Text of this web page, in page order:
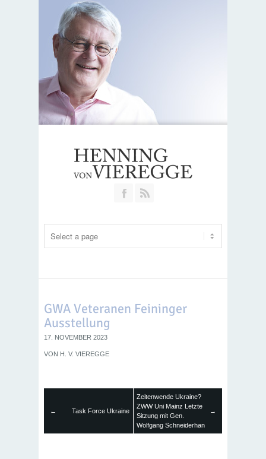
Join our Facebook Group
GWA Veteranen Feininger
Ausstellung
17. NOVEMBER 2023
VON H. V. VIEREGGE
← Task Force Ukraine
Zeitenwende Ukraine?
ZWW Uni Mainz Letzte
Sitzung mit Gen.
Wolfgang Schneiderhan
→